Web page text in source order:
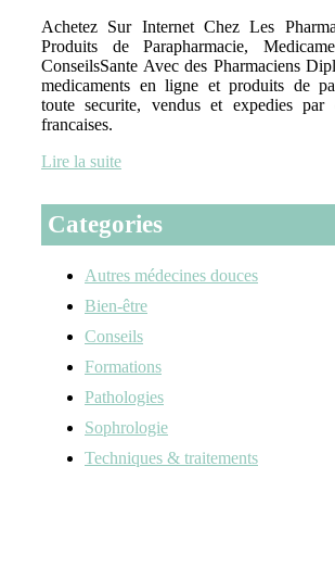
Achetez Sur Internet Chez Les
Produits de Parapharmacie,
ConseilsSante Avec des Pharmaciens
medicaments en ligne et produits de
toute securite, vendus et expedies par
francaises.
Lire la suite
Categories
Autres médecines douces
Bien-être
Conseils
Formations
Pathologies
Sophrologie
Techniques & traitements